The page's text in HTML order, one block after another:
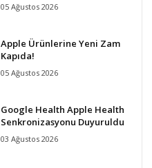
05 Ağustos 2026
Apple Ürünlerine Yeni Zam
Kapıda!
05 Ağustos 2026
Google Health Apple Health
Senkronizasyonu Duyuruldu
03 Ağustos 2026